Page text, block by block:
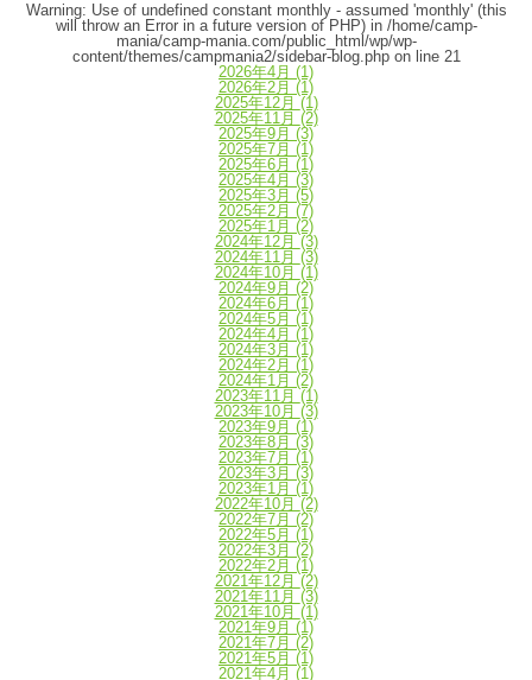
Warning: Use of undefined constant monthly - assumed 'monthly' (this
will throw an Error in a future version of PHP) in /home/camp-
mania/camp-mania.com/public_html/wp/wp-
content/themes/campmania2/sidebar-blog.phpon line 21
2026年4月 (1)
2026年2月 (1)
2025年12月 (1)
2025年11月 (2)
2025年9月 (3)
2025年7月 (1)
2025年6月 (1)
2025年4月 (3)
2025年3月 (5)
2025年2月 (7)
2025年1月 (2)
2024年12月 (3)
2024年11月 (3)
2024年10月 (1)
2024年9月 (2)
2024年6月 (1)
2024年5月 (1)
2024年4月 (1)
2024年3月 (1)
2024年2月 (1)
2024年1月 (2)
2023年11月 (1)
2023年10月 (3)
2023年9月 (1)
2023年8月 (3)
2023年7月 (1)
2023年3月 (3)
2023年1月 (1)
2022年10月 (2)
2022年7月 (2)
2022年5月 (1)
2022年3月 (2)
2022年2月 (1)
2021年12月 (2)
2021年11月 (3)
2021年10月 (1)
2021年9月 (1)
2021年7月 (2)
2021年5月 (1)
2021年4月 (1)